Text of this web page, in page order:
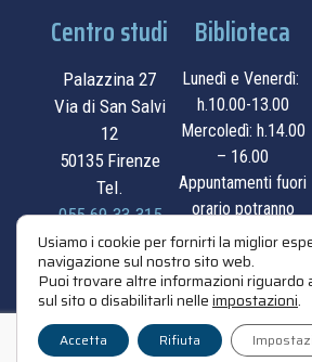
Centro studi
Palazzina 27
Via di San Salvi
12
50135 Firenze
Tel.
055.69.33.315
contatti
Biblioteca
Lunedì e Venerdì:
h.10.00-13.00
Mercoledì: h.14.00
– 16.00
Appuntamenti fuori
orario potranno
essere
concordati su
appuntamento.
contatti
Usiamo i cookie per fornirti la miglior
navigazione sul nostro sito web.
Puoi trovare altre informazioni riguardo
sul sito o disabilitarli nelleimpostazioni.
Accetta Rifiuta